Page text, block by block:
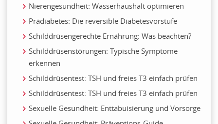
Nierengesundheit: Wasserhaushalt optimieren
Prädiabetes: Die reversible Diabetesvorstufe
Schilddrüsengerechte Ernährung: Was beachten?
Schilddrüsenstörungen: Typische Symptome
erkennen
Schilddrüsentest: TSH und freies T3 einfach prüfen
Schilddrüsentest: TSH und freies T3 einfach prüfen
Sexuelle Gesundheit: Enttabuisierung und Vorsorge